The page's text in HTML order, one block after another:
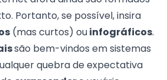
Portanto, se possível, insira
(mas curtos) ouinfográficos.
são bem-vindos em sistemas
quebra de expectativa